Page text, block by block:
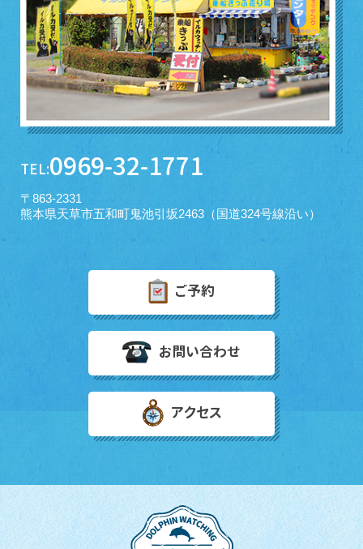
TEL:0969-32-1771
〒863-2331
熊本県天草市五和町鬼池引坂2463（国道324号線沿い）
ご予約
お問い合わせ
アクセス